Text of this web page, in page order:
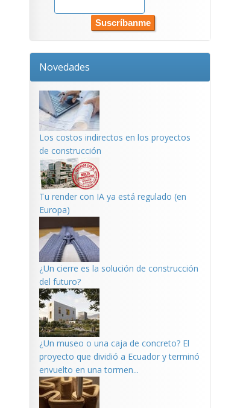
Novedades
Los costos indirectos en los proyectos
de construcción
Tu render con IA ya está regulado (en
Europa)
¿Un cierre es la solución de construcción
del futuro?
¿Un museo o una caja de concreto? El
proyecto que dividió a Ecuador y terminó
envuelto en una tormen...